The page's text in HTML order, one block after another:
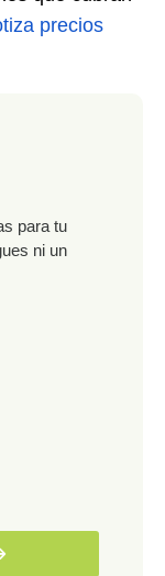
precios
para tu
ni un